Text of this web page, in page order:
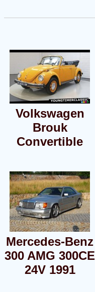
Volkswagen
Brouk
Convertible
Mercedes-Benz
300 AMG 300CE
24V 1991